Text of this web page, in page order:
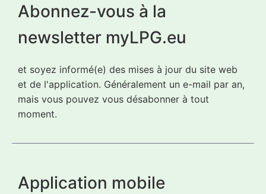
Abonnez-vous à la
newsletter myLPG.eu
et soyez informé(e) des mises à jour du site web
et de l'application. Généralement un e-mail par an,
mais vous pouvez vous désabonner à tout
moment.
Application mobile